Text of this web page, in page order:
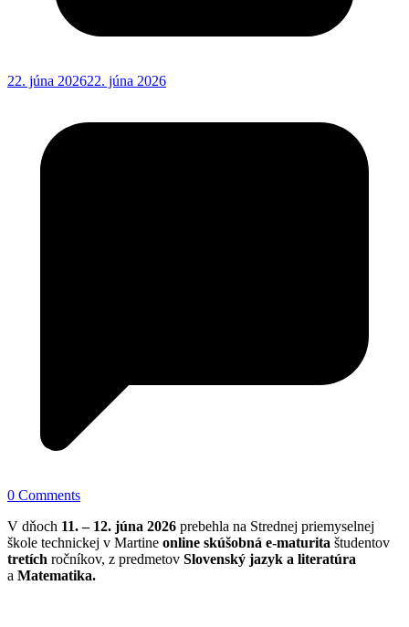
22. júna 202622. júna 2026
0 Comments
V dňoch 11. – 12. júna 2026 prebehla na Strednej priemyselnej
škole technickej v Martine online skúšobná e-maturita študentov
tretích ročníkov, z predmetov Slovenský jazyk a literatúra
a Matematika.